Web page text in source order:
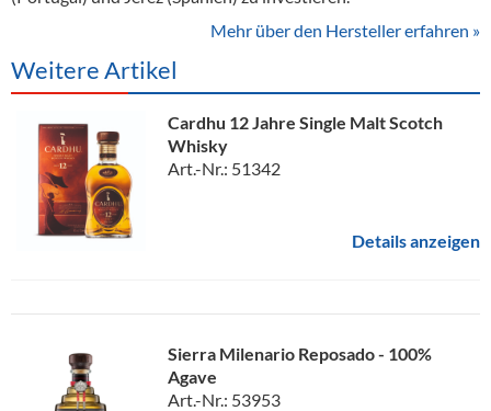
Mehr über den Hersteller erfahren »
Weitere Artikel
Cardhu 12 Jahre Single Malt Scotch
Whisky
Art.-Nr.: 51342
Details anzeigen
Sierra Milenario Reposado - 100%
Agave
Art.-Nr.: 53953